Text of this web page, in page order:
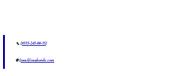
📞 [0555-245-00-35]
🌐 [tuncklimakombi.com